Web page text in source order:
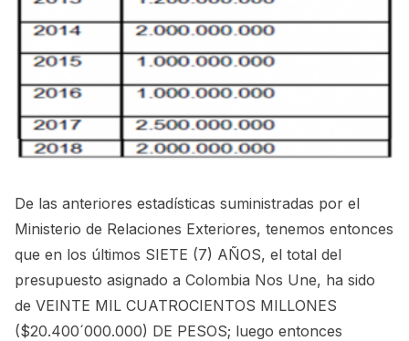
De las anteriores estadísticas suministradas por el
Ministerio de Relaciones Exteriores, tenemos entonces
que en los últimos SIETE (7) AÑOS, el total del
presupuesto asignado a Colombia Nos Une, ha sido
de VEINTE MIL CUATROCIENTOS MILLONES
($20.400´000.000) DE PESOS; luego entonces